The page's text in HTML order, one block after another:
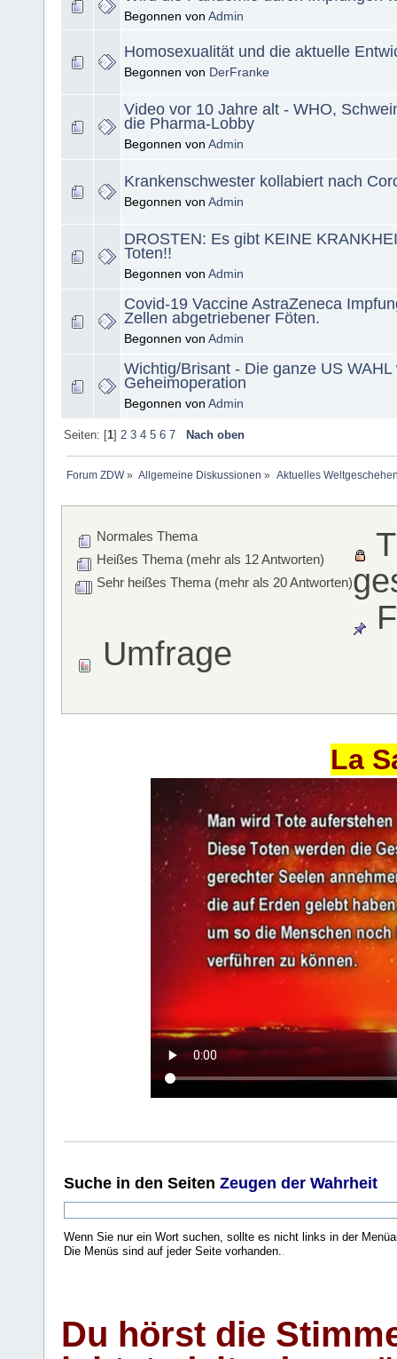
Begonnen von Admin
Homosexualität und die aktuelle
Begonnen von DerFranke
Video vor 10 Jahre alt - WHO,
die Pharma-Lobby
Begonnen von Admin
Krankenschwester kollabiert nach
Begonnen von Admin
DROSTEN: Es gibt KEINE
Toten!!
Begonnen von Admin
Covid-19 Vaccine AstraZeneca
Zellen abgetriebener Föten.
Begonnen von Admin
Wichtig/Brisant - Die ganze US WAHL
Geheimoperation
Begonnen von Admin
Seiten: [1] 2 3 4 5 6 7 Nach oben
Forum ZDW» Allgemeine Diskussionen » Aktuelles
Normales Thema
Heißes Thema (mehr als 12 Antworten)
Sehr heißes Thema (mehr als 20 Antworten)
Umfrage
La
Suche in den Seiten Zeugen der Wahrheit
Wenn Sie nur ein Wort suchen, sollte es nicht links in der
Die Menüs sind auf jeder Seite vorhanden.
Du hörst die